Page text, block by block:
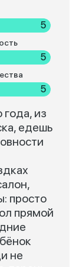
5
5
5
из
едешь
просто
прямой
не